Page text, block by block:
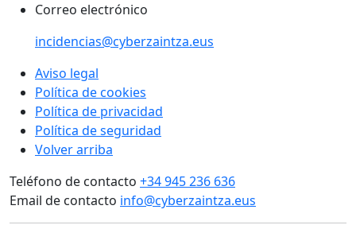
Correo electrónico
incidencias@cyberzaintza.eus
Aviso legal
Política de cookies
Política de privacidad
Política de seguridad
Volver arriba
Teléfono de contacto +34 945 236 636
Email de contacto info@cyberzaintza.eus